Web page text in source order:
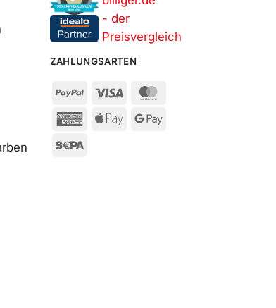
ZAHLUNGSARTEN